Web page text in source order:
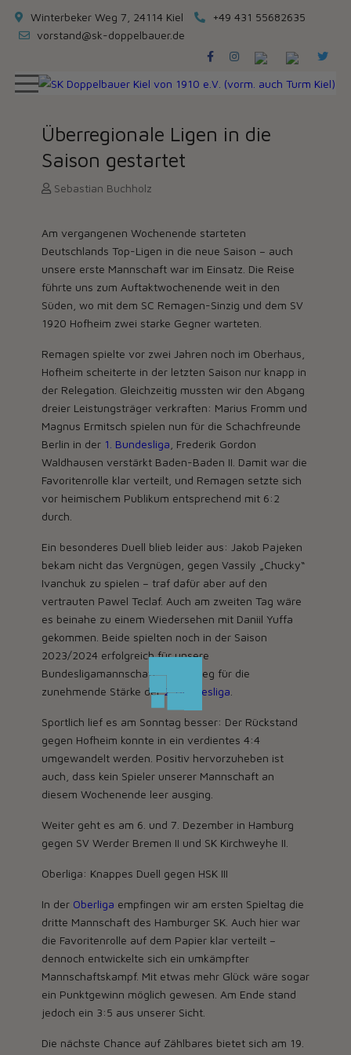
Winterbeker Weg 7, 24114 Kiel
+49 431 55682635
vorstand@sk-doppelbauer.de
Überregionale Ligen in die
Saison gestartet
Sebastian Buchholz
Am vergangenen Wochenende starteten
Deutschlands Top-Ligen in die neue Saison – auch
unsere erste Mannschaft war im Einsatz. Die Reise
führte uns zum Auftaktwochenende weit in den
Süden, wo mit dem SC Remagen-Sinzig und dem SV
1920 Hofheim zwei starke Gegner warteten.
Remagen spielte vor zwei Jahren noch im Oberhaus,
Hofheim scheiterte in der letzten Saison nur knapp in
der Relegation. Gleichzeitig mussten wir den Abgang
dreier Leistungsträger verkraften: Marius Fromm und
Magnus Ermitsch spielen nun für die Schachfreunde
Berlin in der 1. Bundesliga, Frederik Gordon
Waldhausen verstärkt Baden-Baden II. Damit war die
Favoritenrolle klar verteilt, und Remagen setzte sich
vor heimischem Publikum entsprechend mit 6:2
durch.
Ein besonderes Duell blieb leider aus: Jakob Pajeken
bekam nicht das Vergnügen, gegen Vassily „Chucky“
Ivanchuk zu spielen – traf dafür aber auf den
vertrauten Pawel Teclaf. Auch am zweiten Tag wäre
es beinahe zu einem Wiedersehen mit Daniil Yuffa
gekommen. Beide spielten noch in der Saison
2023/2024 erfolgreich für unsere
Bundesligamannschaft – ein Beleg für die
zunehmende Stärke der2. Bundesliga.
Sportlich lief es am Sonntag besser: Der Rückstand
gegen Hofheim konnte in ein verdientes 4:4
umgewandelt werden. Positiv hervorzuheben ist
auch, dass kein Spieler unserer Mannschaft an
diesem Wochenende leer ausging.
Weiter geht es am 6. und 7. Dezember in Hamburg
gegen SV Werder Bremen II und SK Kirchweyhe II.
Oberliga: Knappes Duell gegen HSK III
In der Oberliga empfingen wir am ersten Spieltag die
dritte Mannschaft des Hamburger SK. Auch hier war
die Favoritenrolle auf dem Papier klar verteilt –
dennoch entwickelte sich ein umkämpfter
Mannschaftskampf. Mit etwas mehr Glück wäre sogar
ein Punktgewinn möglich gewesen. Am Ende stand
jedoch ein 3:5 aus unserer Sicht.
Die nächste Chance auf Zählbares bietet sich am 19.